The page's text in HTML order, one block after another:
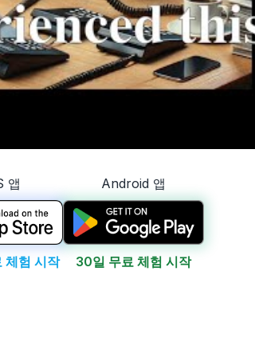
앱
체험 시작
Android 앱
30일 무료 체험 시작